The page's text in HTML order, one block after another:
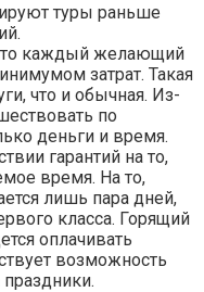
туры раньше
каждый желающий
затрат. Такая
что и обычная. Из-
по
деньги и время.
гарантий на то,
время. На то,
лишь пара дней,
класса. Горящий
оплачивать
возможность